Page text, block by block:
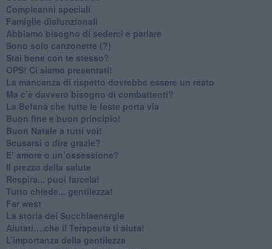
​Compleanni speciali
​Famiglie disfunzionali
​Abbiamo bisogno di sederci e parlare
Sono solo canzonette (?)
​Stai bene con te stesso?
​OPS! Ci siamo presentati!
​La mancanza di rispetto dovrebbe essere un reato
​Ma c’è davvero bisogno di combattenti?
​La Befana che tutte le feste porta via
Buon fine e buon principio!
​Buon Natale a tutti voi!
​Scusarsi o dire grazie?
​E’ amore o un’ossessione?
​Il prezzo della salute
​Respira... puoi farcela!
​Tutto chiede... gentilezza!
​Far west
​La storia dei Succhiaenergie
​Aiutati….che il Terapeuta ti aiuta!
​L’importanza della gentilezza